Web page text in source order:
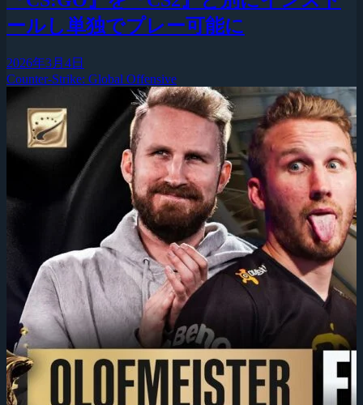
ールし単独でプレー可能に
2026年3月4日
Counter-Strike: Global Offensive